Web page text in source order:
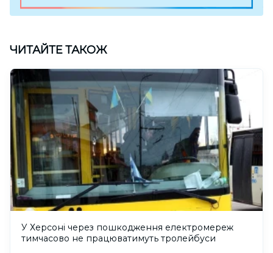
ЧИТАЙТЕ ТАКОЖ
У Херсоні через пошкодження електромереж
тимчасово не працюватимуть тролейбуси